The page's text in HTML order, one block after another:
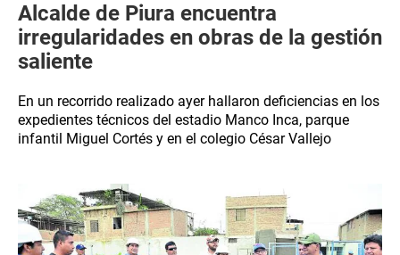
Alcalde de Piura encuentra
irregularidades en obras de la gestión
saliente
En un recorrido realizado ayer hallaron deficiencias en los
expedientes técnicos del estadio Manco Inca, parque
infantil Miguel Cortés y en el colegio César Vallejo